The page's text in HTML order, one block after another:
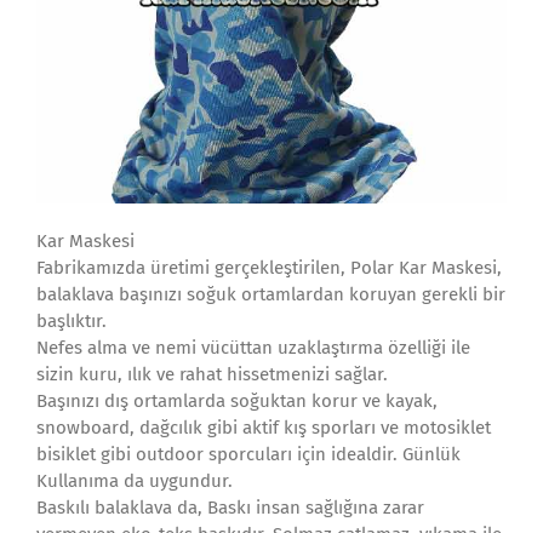
Kar Maskesi
Fabrikamızda üretimi gerçekleştirilen, Polar Kar Maskesi,
balaklava başınızı soğuk ortamlardan koruyan gerekli bir
başlıktır.
Nefes alma ve nemi vücüttan uzaklaştırma özelliği ile
sizin kuru, ılık ve rahat hissetmenizi sağlar.
Başınızı dış ortamlarda soğuktan korur ve kayak,
snowboard, dağcılık gibi aktif kış sporları ve motosiklet
bisiklet gibi outdoor sporcuları için idealdir. Günlük
Kullanıma da uygundur.
Baskılı balaklava da, Baskı insan sağlığına zarar